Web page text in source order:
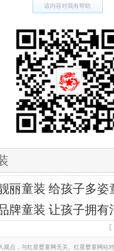
该内容对我有帮助
丽童装 给孩子多姿
牌童装 让孩子拥有
观点，与红星婴童网无关。红星婴童网站